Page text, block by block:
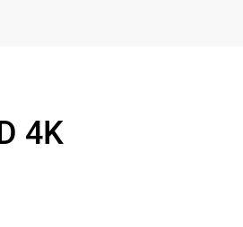
4K